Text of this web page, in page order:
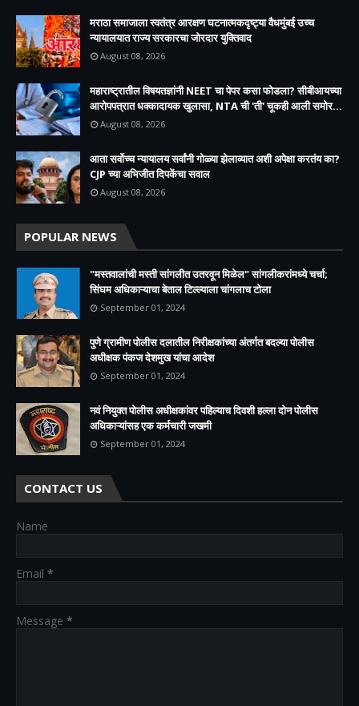
मराठा समाजाला स्वतंत्र आरक्षण घटनात्मकदृष्ट्या वैधमुंबई उच्च
न्यायालयात राज्य सरकारचा जोरदार युक्तिवाद
August 08, 2026
महाराष्ट्रातील विषयतज्ञांनी NEET चा पेपर कसा फोडला? सीबीआयच्या
आरोपपत्रात धक्कादायक खुलासा, NTA ची 'ती' चूकही आली समोर...
August 08, 2026
आता सर्वोच्च न्यायालय सर्वांनी गोळ्या झेलाव्यात अशी अपेक्षा करतंय का?
CJP च्या अभिजीत दिपकेंचा सवाल
August 08, 2026
POPULAR NEWS
"मस्तवालांची मस्ती सांगलीत उतरवून मिळेल" सांगलीकरांमध्ये चर्चा;
सिंघम अधिकाऱ्याचा बेताल टिल्ल्याला चांगलाच टोला
September 01, 2024
पुणे ग्रामीण पोलीस दलातील निरीक्षकांच्या अंतर्गत बदल्या पोलीस
अधीक्षक पंकज देशमुख यांचा आदेश
September 01, 2024
नवं नियुक्त पोलीस अधीक्षकांवर पहिल्याच दिवशी हल्ला दोन पोलीस
अधिकाऱ्यांसह एक कर्मचारी जखमी
September 01, 2024
CONTACT US
Name
Email *
Message *